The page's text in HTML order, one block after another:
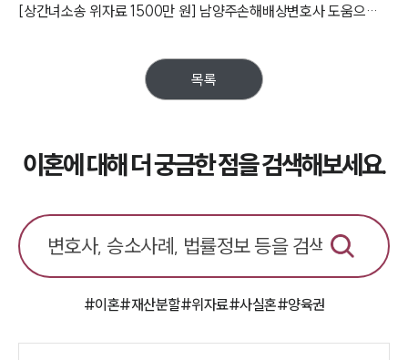
[상간녀소송 위자료 1500만 원] 남양주손해배상변호사 도움으로 상간녀위자료소송 승소함
목록
이혼에 대해 더 궁금한 점을 검색해보세요.
#이혼#재산분할#위자료#사실혼#양육권